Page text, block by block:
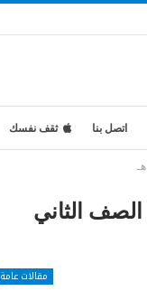
اتصل بنا ثقف نفسك
الثاني
مقالات عامة